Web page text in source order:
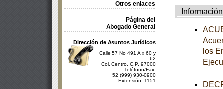
Otros enlaces
Página del
Abogado General
Dirección de Asuntos Jurídicos
Calle 57 No 491 A x 60 y
62
Col. Centro, C.P. 97000
Teléfono/Fax:
+52 (999) 930-0900
Extensión: 1151
Información
los